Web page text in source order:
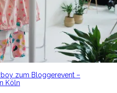
zum Bloggerevent –
Köln